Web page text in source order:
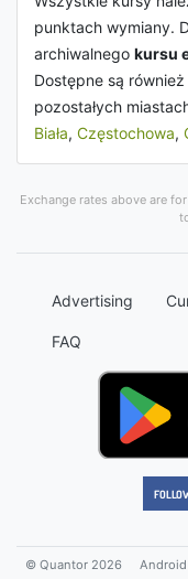
punktach wymiany.
archiwalnego kursu
Dostępne są również
pozostałych
Biała, Częstochowa,
Exchange rates above are
Advertising
FAQ
© Quantor 2026 Android